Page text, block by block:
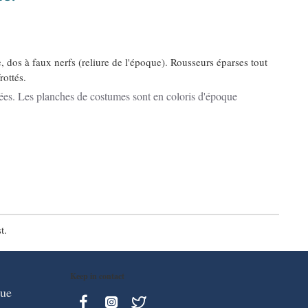
à faux nerfs (reliure de l'époque). Rousseurs éparses tout
sont en coloris d'époque
Keep in contact